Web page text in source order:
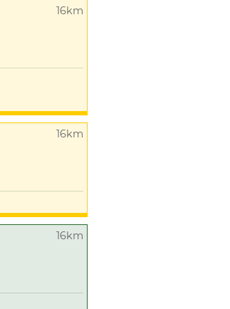
16km
16km
16km